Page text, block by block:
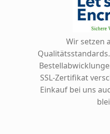
Wir setzen
SSL-Zertifikat
Einkauf bei uns